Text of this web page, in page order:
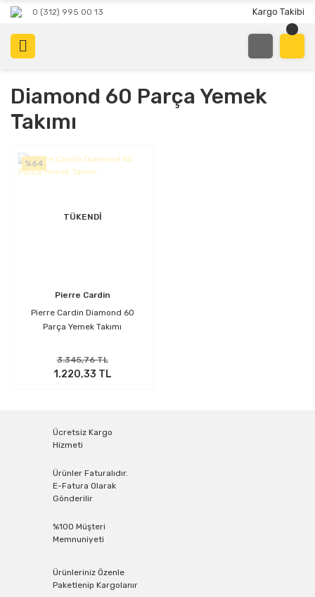
0 (312) 995 00 13 Kargo Takibi
Diamond 60 Parça Yemek
Takımı
%64
TÜKENDİ
Pierre Cardin
Pierre Cardin Diamond 60
Parça Yemek Takımı
3.345,76 TL
1.220,33 TL
Ücretsiz Kargo
Hizmeti
Ürünler Faturalıdır.
E-Fatura Olarak
Gönderilir
%100 Müşteri
Memnuniyeti
Ürünleriniz Özenle
Paketlenip Kargolanır